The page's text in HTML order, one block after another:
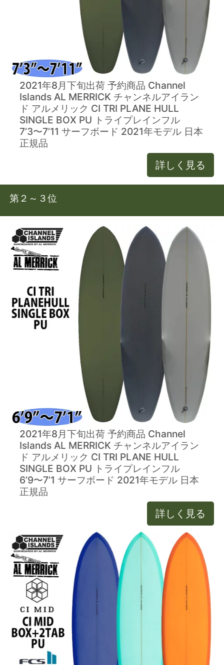
2021年8月下旬出荷 予約商品 Channel
Islands AL MERRICK チャンネルアイラン
ド アルメリック CI TRI PLANE HULL
SINGLE BOX PU トライプレインフル
7’3〜7’11 サーフボード 2021年モデル 日本
正規品
詳しく見る
第２～３位
2021年8月下旬出荷 予約商品 Channel
Islands AL MERRICK チャンネルアイラン
ド アルメリック CI TRI PLANE HULL
SINGLE BOX PU トライプレインフル
6’9〜7’1 サーフボード 2021年モデル 日本
正規品
詳しく見る